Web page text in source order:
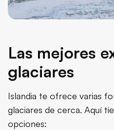
Las mejores
glaciares
Islandia te ofrece varias
glaciares de cerca. Aquí
opciones: